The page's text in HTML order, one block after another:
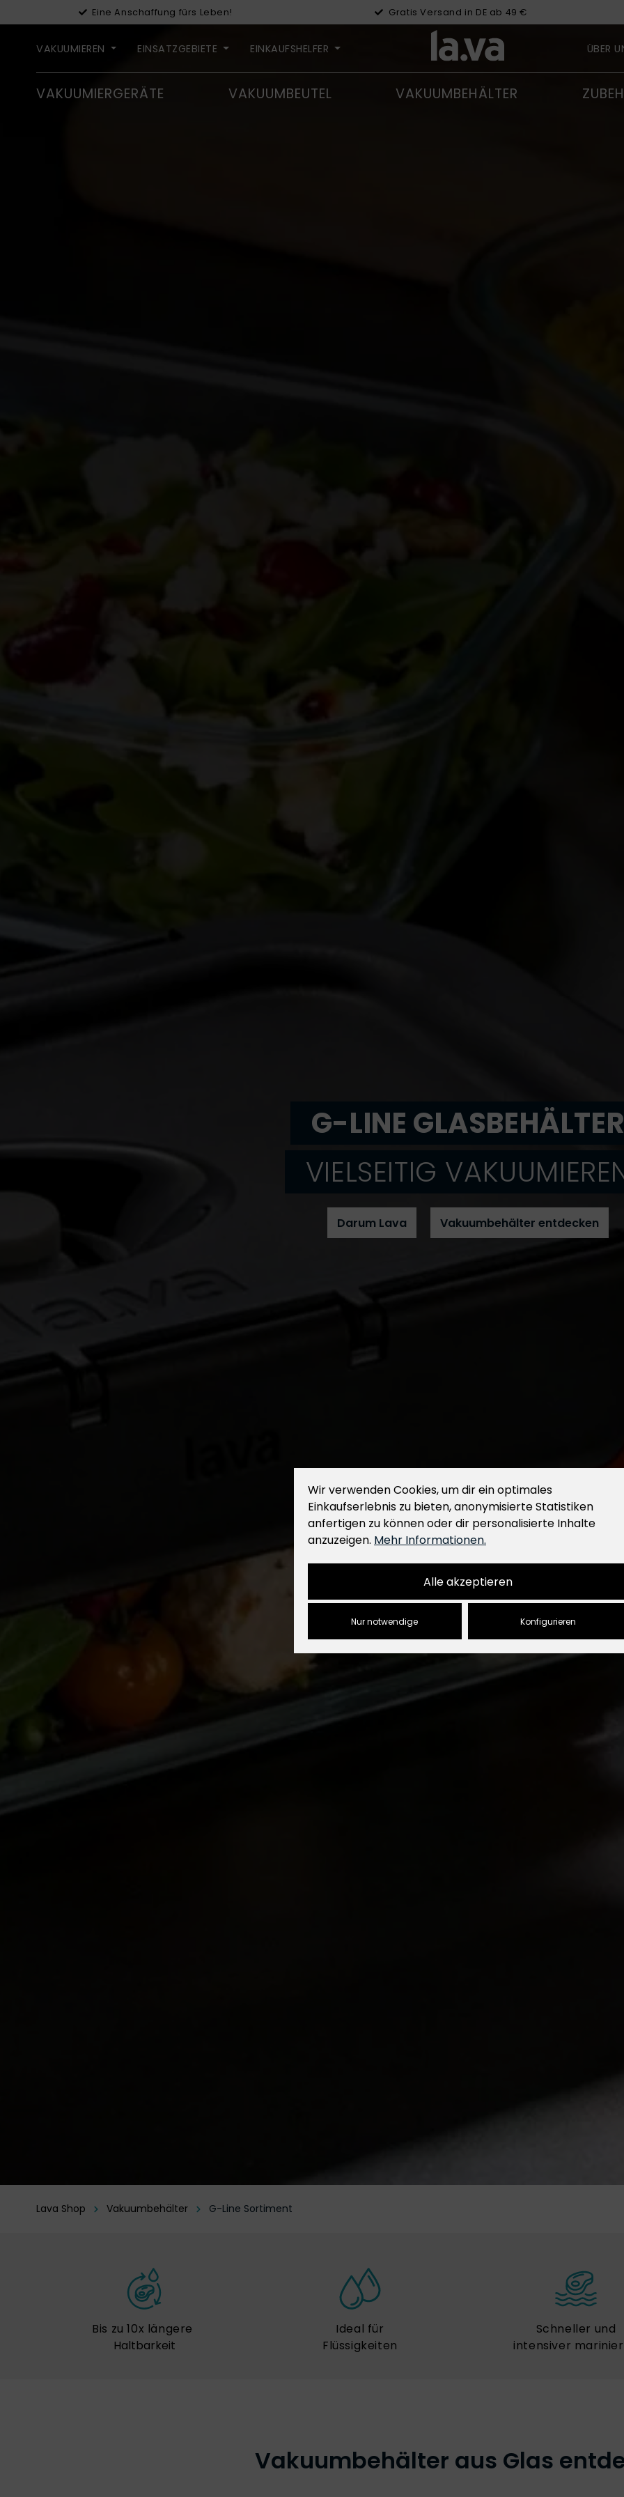
Eine Anschaffung fürs Leben! Gratis Versand in DE ab 49 €
VAKUUMIEREN EINSATZGEBIETE EINKAUFSHELFER ÜBER
VAKUUMIERGERÄTE VAKUUMBEUTEL VAKUUMBEHÄLTER
G-LINE
VIELSEITIG
Darum Lava Vakuumbehälter entdecken
Lava Shop Vakuumbehälter G-Line Sortiment
Bis zu 10x längere
Haltbarkeit
Ideal für
Flüssigkeiten
Schneller und
intensiver
Vakuumbehälter aus Glas
Wir verwenden Cookies, um dir ein optimales
Einkaufserlebnis zu bieten, anonymisierte Statistiken
anfertigen zu können oder dir personalisierte Inhalte
anzuzeigen. Mehr Informationen.
Alle akzeptieren
Nur notwendige Konfigurieren